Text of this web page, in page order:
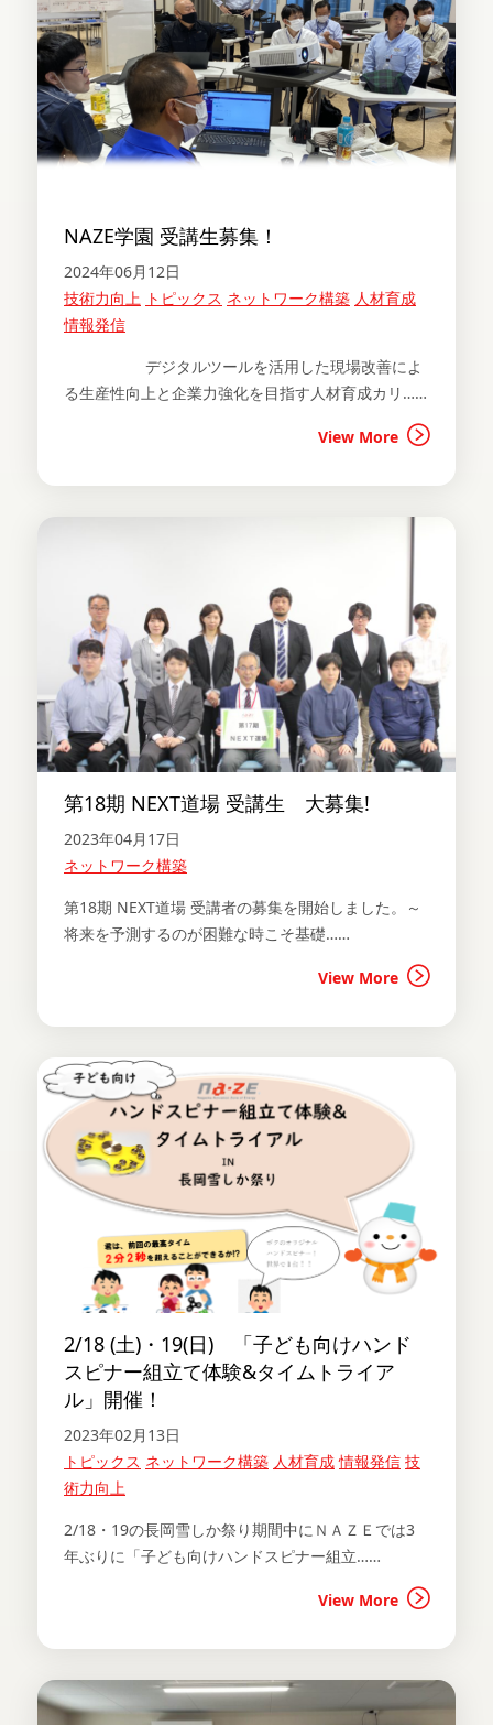
NAZE学園 受講生募集！
2024年06月12日
技術力向上 トピックス ネットワーク構築 人材育成
情報発信
デジタルツールを活用した現場改善によ
る生産性向上と企業力強化を目指す人材育成カリ……
View More
第18期 NEXT道場 受講生 大募集!
2023年04月17日
ネットワーク構築
第18期 NEXT道場 受講者の募集を開始しました。～
将来を予測するのが困難な時こそ基礎……
View More
2/18 (土)・19(日) 「子ども向けハンド
スピナー組立て体験&タイムトライア
ル」開催！
2023年02月13日
トピックス ネットワーク構築 人材育成 情報発信 技
術力向上
2/18・19の長岡雪しか祭り期間中にＮＡＺＥでは3
年ぶりに「子ども向けハンドスピナー組立……
View More